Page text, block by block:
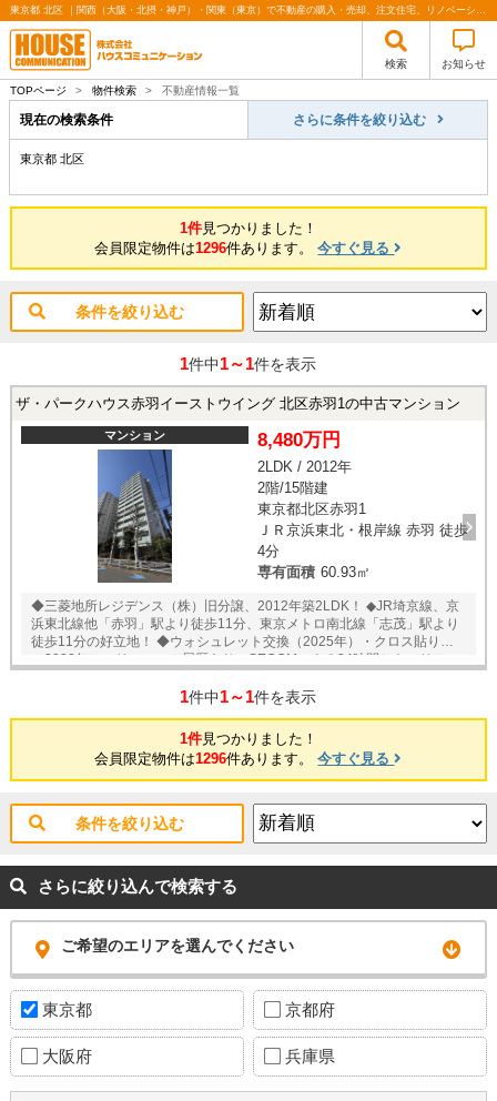
東京都 北区 ｜関西（大阪・北摂・神戸）・関東（東京）で不動産の購入・売却、注文住宅、リノベーションの事なら株式会社ハウスコミュニケーション
検索 お知らせ
TOPページ > 物件検索 > 不動産情報一覧
現在の検索条件 さらに条件を絞り込む
東京都 北区
1件見つかりました！
会員限定物件は1296件あります。今すぐ見る
条件を絞り込む
1件中1～1件を表示
ザ・パークハウス赤羽イーストウイング 北区赤羽1の中古マンション
マンション 8,480万円
2LDK / 2012年
2階/15階建
東京都北区赤羽1
ＪＲ京浜東北・根岸線 赤羽 徒歩
4分
専有面積 60.93㎡
◆三菱地所レジデンス（株）旧分譲、2012年築2LDK！ ◆JR埼京線、京
浜東北線他「赤羽」駅より徒歩11分、東京メトロ南北線「志茂」駅より
徒歩11分の好立地！ ◆ウォシュレット交換（2025年）・クロス貼り替え
（2020年）のリフォーム履歴あり ◆SECOMによる24時間セキュリティ
受け取れる宅配ボックス付き！ ◆コンビニ、スーパードラッグストア徒
ネット） インターネット利用料 月額935円 駐車場 月額26500～
28000円※ バイク置き場 月額2000円※ 駐車場 月額150～300円※ ※
いずれも要空き確認
1件中1～1件を表示
1件見つかりました！
会員限定物件は1296件あります。今すぐ見る
条件を絞り込む
さらに絞り込んで検索する
ご希望のエリアを選んでください
東京都 京都府
大阪府 兵庫県